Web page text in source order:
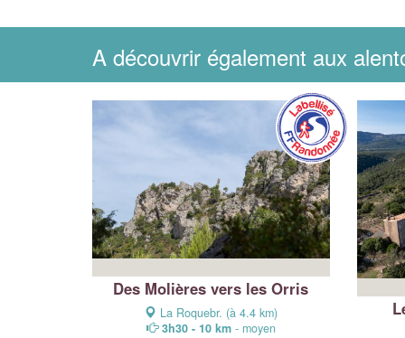
A découvrir également aux
Des Molières vers les Orris
La Roquebr. (à 4.4 km)
3h30 - 10 km- moyen